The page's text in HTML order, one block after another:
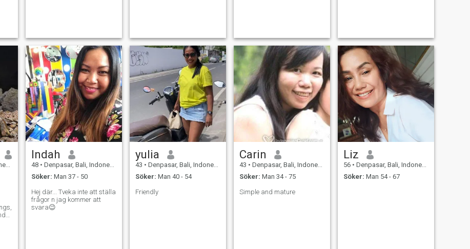
Indah
48 • Denpasar, Bali, Indonesien
Söker: Man 37 - 50
Hej där... Tveka inte att ställa
frågor n jag kommer att
svara😉
yulia
43 • Denpasar, Bali, Indonesien
Söker: Man 40 - 54
Friendly
Carin
43 • Denpasar, Bali, Indonesien
Söker: Man 34 - 75
Simple and mature
Liz
56 • Denpasar, Bali, Indonesien
Söker: Man 54 - 67